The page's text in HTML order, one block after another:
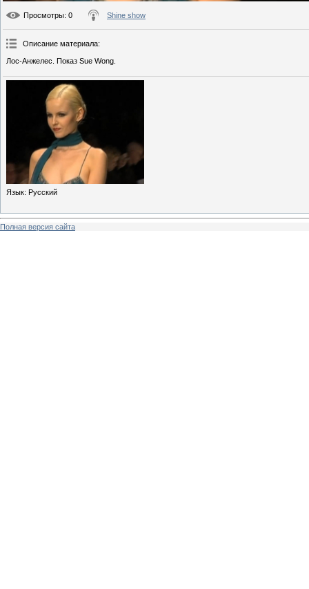
Просмотры: 0 Shine show
Описание материала:
Лос-Анжелес. Показ Sue Wong.
Язык: Русский
Полная версия сайта